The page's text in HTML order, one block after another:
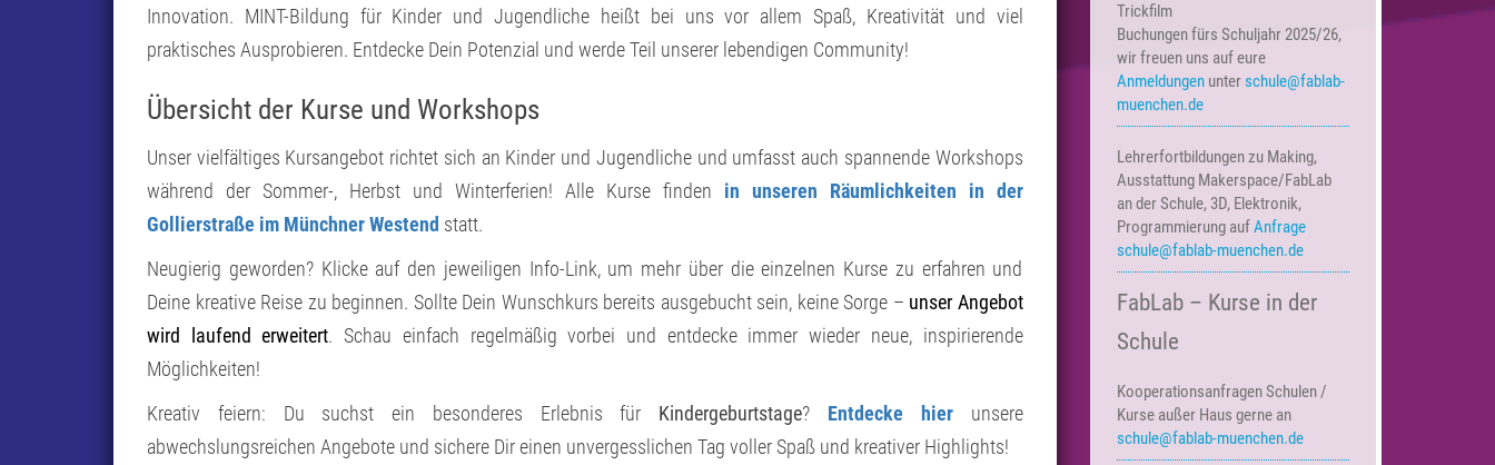
Innovation. MINT-Bildung für Kinder und Jugendliche heißt bei uns vor allem Spaß, Kreativität und viel
praktisches Ausprobieren. Entdecke Dein Potenzial und werde Teil unserer lebendigen Community!
Übersicht der Kurse und Workshops
Unser vielfältiges Kursangebot richtet sich an Kinder und Jugendliche und umfasst auch spannende Workshops
während der Sommer-, Herbst und Winterferien! Alle Kurse finden in unseren Räumlichkeiten in der
Gollierstraße im Münchner Westend statt.
Neugierig geworden? Klicke auf den jeweiligen Info-Link, um mehr über die einzelnen Kurse zu erfahren und
Deine kreative Reise zu beginnen. Sollte Dein Wunschkurs bereits ausgebucht sein, keine Sorge – unser Angebot
wird laufend erweitert. Schau einfach regelmäßig vorbei und entdecke immer wieder neue, inspirierende
Möglichkeiten!
Kreativ feiern: Du suchst ein besonderes Erlebnis für Kindergeburtstage? Entdecke hierunsere
abwechslungsreichen Angebote und sichere Dir einen unvergesslichen Tag voller Spaß und kreativer Highlights!
Trickfilm
Buchungen fürs Schuljahr 2025/26,
wir freuen uns auf eure
Anmeldungenunterschule@fablab-
muenchen.de
Lehrerfortbildungen zu Making,
Ausstattung Makerspace/FabLab
an der Schule, 3D, Elektronik,
Programmierung auf Anfrage
schule@fablab-muenchen.de
FabLab – Kurse in der
Schule
KooperationsanfragenSchulen /
Kurse außer Haus gerne an
schule@fablab-muenchen.de